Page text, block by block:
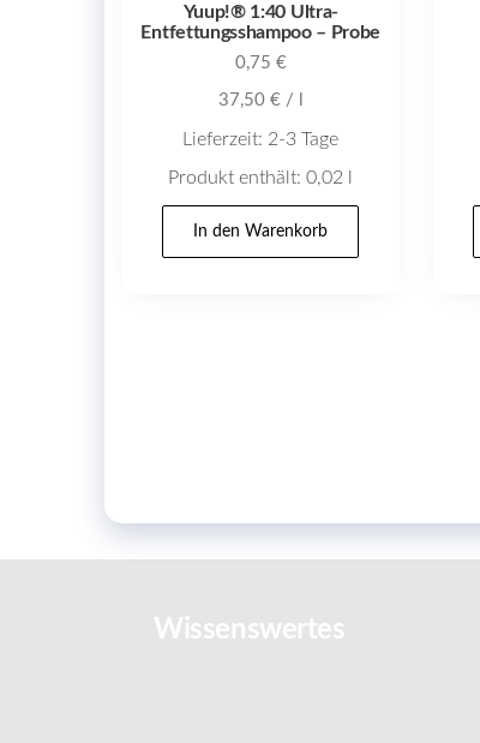
Yuup!® 1:40 Ultra-
Entfettungsshampoo – Probe
0,75 €
37,50 €/
Lieferzeit: 2-3 Tage
Produkt enthält: 0,02
In den Warenkorb
Wissenswertes